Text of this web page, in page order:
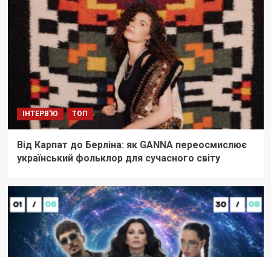
ІНТЕРВ'Ю ТОП
Від Карпат до Берліна: як GANNA переосмислює
український фольклор для сучасного світу